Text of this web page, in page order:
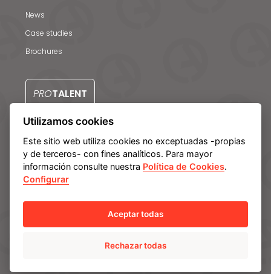
News
Case studies
Brochures
PROTALENT
CONTACTO
Sistema Interno de Información
Utilizamos cookies
Este sitio web utiliza cookies no exceptuadas -propias
y de terceros- con fines analíticos. Para mayor
información consulte nuestra Política de Cookies.
Configurar
Aceptar todas
Rechazar todas